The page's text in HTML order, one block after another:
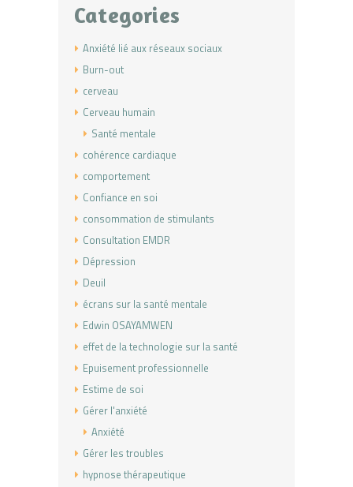
Categories
Anxiété lié aux réseaux sociaux
Burn-out
cerveau
Cerveau humain
Santé mentale
cohérence cardiaque
comportement
Confiance en soi
consommation de stimulants
Consultation EMDR
Dépression
Deuil
écrans sur la santé mentale
Edwin OSAYAMWEN
effet de la technologie sur la santé
Epuisement professionnelle
Estime de soi
Gérer l'anxiété
Anxiété
Gérer les troubles
hypnose thérapeutique